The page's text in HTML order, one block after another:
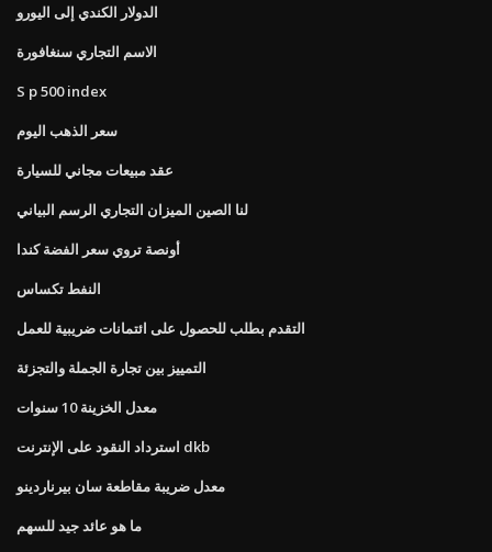
الدولار الكندي إلى اليورو
الاسم التجاري سنغافورة
S p 500 index
سعر الذهب اليوم
عقد مبيعات مجاني للسيارة
لنا الصين الميزان التجاري الرسم البياني
أونصة تروي سعر الفضة كندا
النفط تكساس
التقدم بطلب للحصول على ائتمانات ضريبية للعمل
التمييز بين تجارة الجملة والتجزئة
معدل الخزينة 10 سنوات
استرداد النقود على الإنترنت dkb
معدل ضريبة مقاطعة سان بيرناردينو
ما هو عائد جيد للسهم